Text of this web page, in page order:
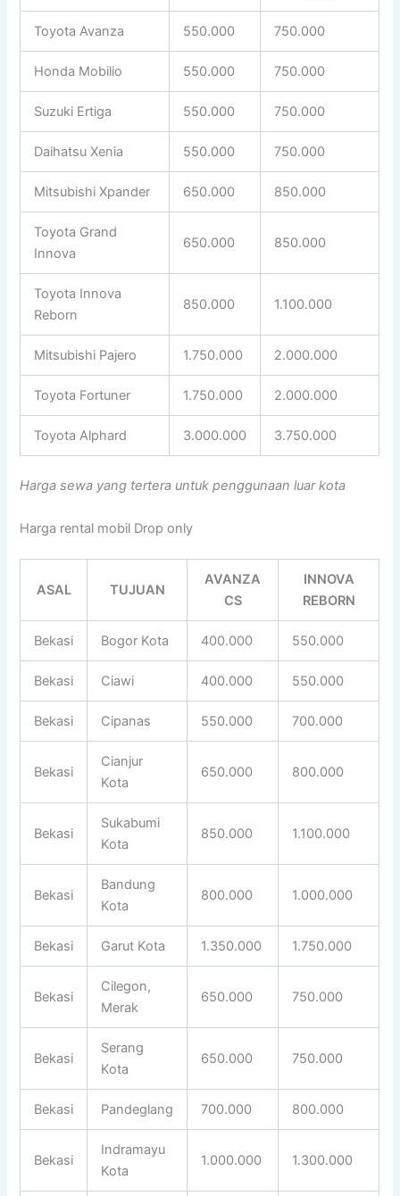
Toyota Avanza 550.000 750.000
Honda Mobilio 550.000 750.000
Suzuki Ertiga 550.000 750.000
Daihatsu Xenia 550.000 750.000
Mitsubishi Xpander 650.000 850.000
Toyota Grand
Innova
650.000 850.000
Toyota Innova
Reborn
850.000 1.100.000
Mitsubishi Pajero 1.750.000 2.000.000
Toyota Fortuner 1.750.000 2.000.000
Toyota Alphard 3.000.000 3.750.000
Harga sewa yang tertera untuk penggunaan luar kota
Harga rental mobil Drop only
ASAL TUJUAN
AVANZA
CS
INNOVA
REBORN
Bekasi Bogor Kota 400.000 550.000
Bekasi Ciawi 400.000 550.000
Bekasi Cipanas 550.000 700.000
Bekasi
Cianjur
Kota
650.000 800.000
Bekasi
Sukabumi
Kota
850.000 1.100.000
Bekasi
Bandung
Kota
800.000 1.000.000
Bekasi Garut Kota 1.350.000 1.750.000
Bekasi
Cilegon,
Merak
650.000 750.000
Bekasi
Serang
Kota
650.000 750.000
Bekasi Pandeglang 700.000 800.000
Bekasi
Indramayu
Kota
1.000.000 1.300.000